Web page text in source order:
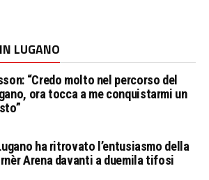
LUGANO
“Credo molto nel percorso del
ora tocca a me conquistarmi un
ha ritrovato l’entusiasmo della
Arena davanti a duemila tifosi